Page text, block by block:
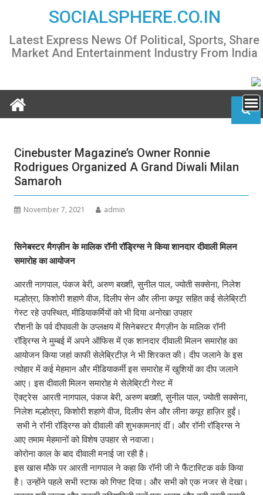
content
SOCIALSPHERE.CO.IN
Latest Express News Of Political, Sports, Share
Market And Entertainment Industry From India
Cinebuster Magazine’s Owner Ronnie
Rodrigues Organized A Grand Diwali Milan
Samaroh
November 7, 2021 admin
सिनेबस्टर मैगज़ीन के मालिक रॉनी रॉड्रिग्स ने किया शानदार दीवाली मिलन
समारोह का आयोजन
आरती नागपाल, पंकज बेरी, अरुण बख्शी, सुनील पाल, ज्योती सक्सेना, निलेश
मल्होत्रा, किशोरी शहाणे वीज, दिलीप सेन और लीना कपूर सहित कई सेलेब्रिटी
गेस्ट रहे उपस्थित, मीडियाकर्मियों को भी दिया अनोखा उपहार
रौशनी के पर्व दीपावली के उप्लक्षय में सिनेबस्टर मैगज़ीन के मालिक रॉनी
रॉड्रिग्स ने मुम्बई में अपने ऑफिस में एक शानदार दीवाली मिलन समारोह का
आयोजन किया जहां काफी सेलेब्रिटीज़ ने भी शिरकत की। दीप जलाने के इस
त्योहार में कई मेहमान और मीडियाकर्मी इस समारोह में खुशियों का दीप जलाने
आए। इस दीवाली मिलन समारोह मे सेलेब्रिटी गेस्ट में
ऎक्ट्रेस आरती नागपाल, पंकज बेरी, अरुण बख्शी, सुनील पाल, ज्योती सक्सेना,
निलेश मल्होत्रा, किशोरी शहाणे वीज, दिलीप सेन और लीना कपूर हाज़िर हुईं।
सभी ने रॉनी रॉड्रिग्स को दीवाली की शुभकामनाएं दीं। और रॉनी रॉड्रिग्स ने
आए तमाम मेहमानों को विशेष उपहार से नवाजा।
कोरोना काल के बाद दीवाली मनाई जा रही है।
इस खास मौके पर आरती नागपाल ने कहा कि रॉनी जी ने फैंटास्टिक वर्क किया
है। उन्होंने पहले सभी स्टाफ को गिफ्ट दिया। और सभी को एक नजर से देखा।